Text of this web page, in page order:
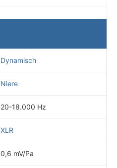
Dynamisch
Niere
20-18.000 Hz
XLR
0,6 mV/Pa